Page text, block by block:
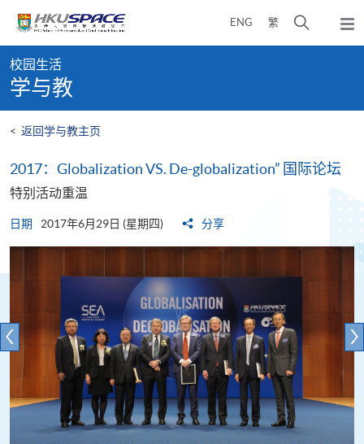
content
ENG 繁
开
弹
出
content
start
校园生活
学与教
< 返回学与教主页
2017：Globalization VS. De-globalization” 国际论坛
特别活动重温
日期 2017年6月29日 (星期四) 分享